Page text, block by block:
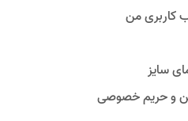
کاربری من
سایز
و حریم خصوصی